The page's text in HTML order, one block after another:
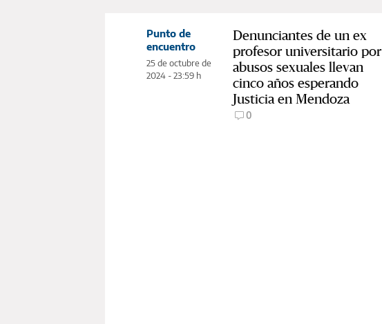
Punto de
encuentro
25 de octubre de
2024 - 23:59 h
Denunciantes de un ex
profesor universitario por
abusos sexuales llevan
cinco años esperando
Justicia en Mendoza
0